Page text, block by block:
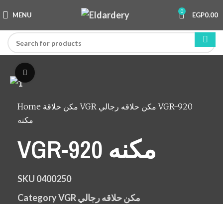
MENU 0 EGP0.00
Home مكن حلاقة VGR مكن حلاقه رجاليVGR-920
مكنه
VGR-920 مكنه
SKU 0400250
Category
VGR مكن حلاقه رجالي